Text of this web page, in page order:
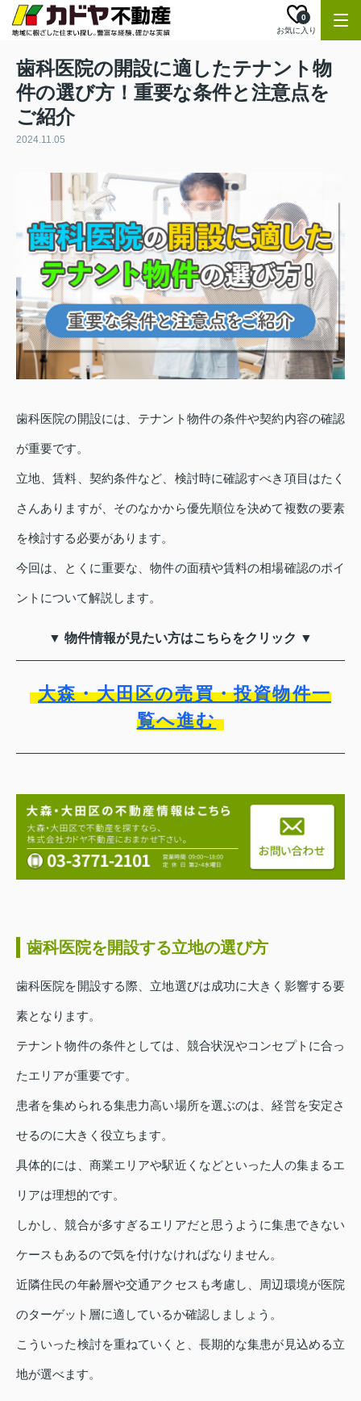
お気に入り
0
歯科医院の開設に適したテナント物
件の選び方！重要な条件と注意点を
ご紹介
2024.11.05
歯科医院の開設には、テナント物件の条件や契約内容の確認
が重要です。
立地、賃料、契約条件など、検討時に確認すべき項目はたく
さんありますが、そのなかから優先順位を決めて複数の要素
を検討する必要があります。
今回は、とくに重要な、物件の面積や賃料の相場確認のポイ
ントについて解説します。
▼ 物件情報が見たい方はこちらをクリック ▼
大森・大田区の売買・投資物件一
覧へ進む
歯科医院を開設する立地の選び方
歯科医院を開設する際、立地選びは成功に大きく影響する要
素となります。
テナント物件の条件としては、競合状況やコンセプトに合っ
たエリアが重要です。
患者を集められる集患力高い場所を選ぶのは、経営を安定さ
せるのに大きく役立ちます。
具体的には、商業エリアや駅近くなどといった人の集まるエ
リアは理想的です。
しかし、競合が多すぎるエリアだと思うように集患できない
ケースもあるので気を付けなければなりません。
近隣住民の年齢層や交通アクセスも考慮し、周辺環境が医院
のターゲット層に適しているか確認しましょう。
こういった検討を重ねていくと、長期的な集患が見込める立
地が選べます。